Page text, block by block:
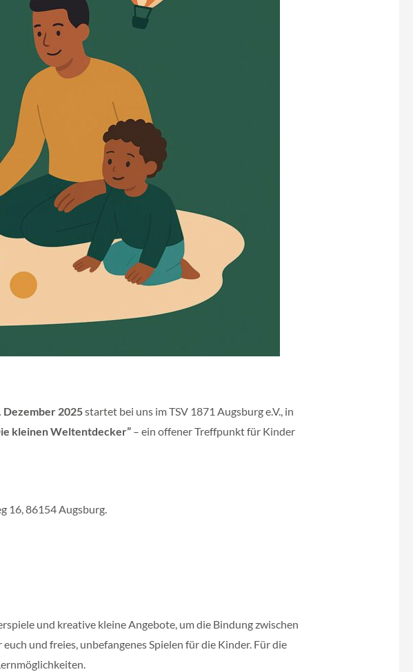
Dezember 2025startet bei uns im TSV 1871 Augsburg e.V., in
kleinen Weltentdecker”– ein offener Treffpunkt für Kinder
16, 86154 Augsburg.
und kreative kleine Angebote, um die Bindung zwischen
und freies, unbefangenes Spielen für die Kinder. Für die